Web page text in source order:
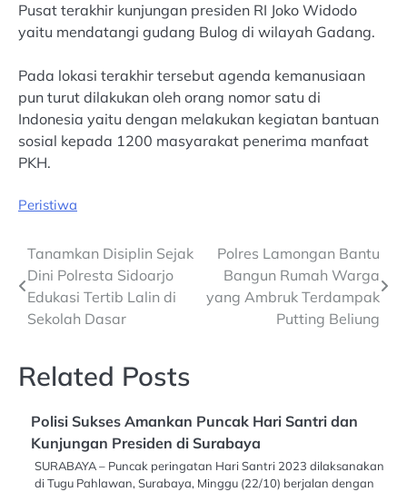
Pusat terakhir kunjungan presiden RI Joko Widodo
yaitu mendatangi gudang Bulog di wilayah Gadang.
Pada lokasi terakhir tersebut agenda kemanusiaan
pun turut dilakukan oleh orang nomor satu di
Indonesia yaitu dengan melakukan kegiatan bantuan
sosial kepada 1200 masyarakat penerima manfaat
PKH.
Peristiwa
Post
navigation
Tanamkan Disiplin Sejak
Dini Polresta Sidoarjo
Edukasi Tertib Lalin di
Sekolah Dasar
Polres Lamongan Bantu
Bangun Rumah Warga
yang Ambruk Terdampak
Putting Beliung
Related Posts
Polisi Sukses Amankan Puncak Hari Santri dan
Kunjungan Presiden di Surabaya
SURABAYA – Puncak peringatan Hari Santri 2023 dilaksanakan
di Tugu Pahlawan, Surabaya, Minggu (22/10) berjalan dengan